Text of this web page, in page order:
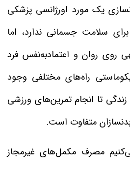
یک مورد اورژانسی پزشکی
سلامت جسمانی ندارد، اما
روی روان و اعتمادبه‌نفس فرد
راه‌های مختلفی وجود
تا انجام تمرین‌های ورزشی
متفاوت است.
مصرف مکمل‌های غیرمجاز